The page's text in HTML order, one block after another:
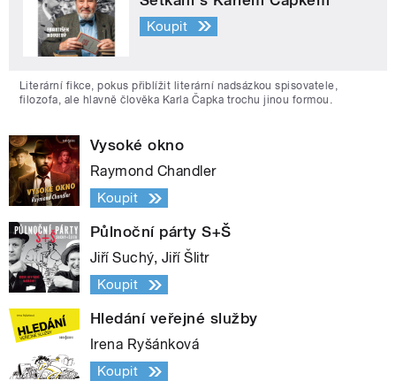
Koupit
Literární fikce, pokus přiblížit literární nadsázkou spisovatele,
filozofa, ale hlavně člověka Karla Čapka trochu jinou formou.
Vysoké okno
Raymond Chandler
Koupit
Půlnoční párty S+Š
Jiří Suchý, Jiří Šlitr
Koupit
Hledání veřejné služby
Irena Ryšánková
Koupit